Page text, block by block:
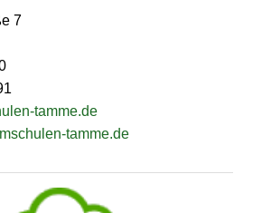
7
tamme.de
tamme.de